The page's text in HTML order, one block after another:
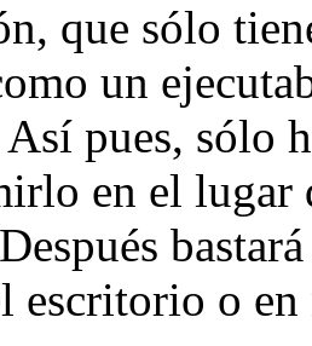
que sólo
un
pues, sólo
en el lugar
escritorio o